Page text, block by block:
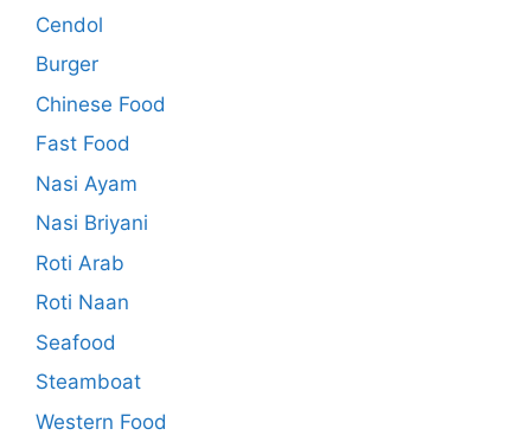
Cendol
Burger
Chinese Food
Fast Food
Nasi Ayam
Nasi Briyani
Roti Arab
Roti Naan
Seafood
Steamboat
Western Food